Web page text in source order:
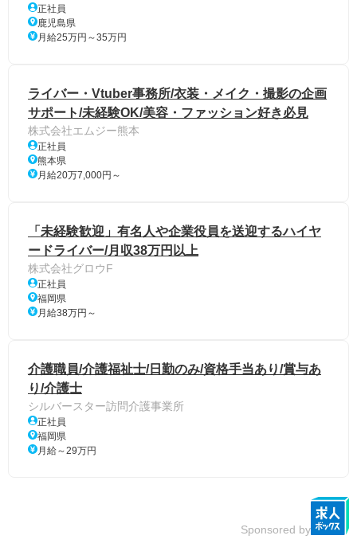
正社員
鹿児島県
月給25万円～35万円
ライバー・Vtuber事務所/衣装・メイク・撮影の企画
サポート/未経験OK/美容・ファッション好き必見
株式会社エムジー熊本
正社員
熊本県
月給20万7,000円～
「未経験歓迎」有名人や企業役員を送迎するハイヤ
ードライバー/月収38万円以上
株式会社グロウF
正社員
福岡県
月給38万円～
介護職員/介護福祉士/日勤のみ/資格手当あり/賞与あ
り/介護士
シルバースター訪問介護事業所
正社員
福岡県
月給～29万円
Sponsored by